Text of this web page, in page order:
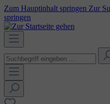
Zum Hauptinhalt springen Zur
springen